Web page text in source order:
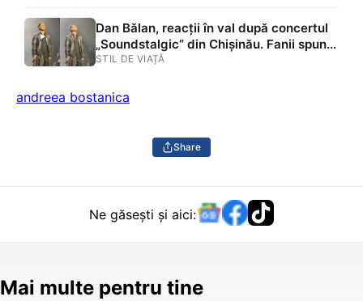
Dan Bălan, reacții în val după concertul
„Soundstalgic” din Chișinău. Fanii spun
că artistul este „de nerecunoscut” și că
STIL DE VIAȚĂ
andreea bostanica
Share
Ne găsești și aici:
Mai multe pentru tine